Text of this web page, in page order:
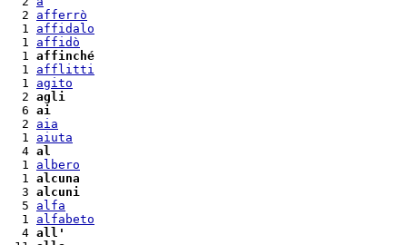
  2
afferrò
  1
affidalo
  1
affidò
  1
affinché
  1
afflitti
  1
agito
  2
agli
  6
ai
  2
aia
  1
aiuta
  4
al
  1
albero
  1
alcuna
  3
alcuni
  5
alfa
  1
alfabeto
  4
all'